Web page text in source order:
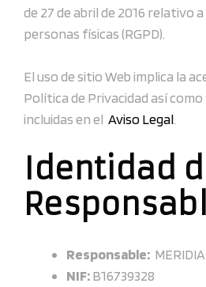
de 27 de abril de 2016 relativo
personas físicas (RGPD).
El uso de sitio Web implica la
Política de Privacidad así
incluidas en el Aviso Legal.
Identidad
Responsable:
NIF:B16739328